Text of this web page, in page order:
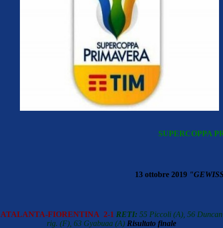
SUPERCOPPA
13 ottobre 2019
ATALANTA-FIORENTINA 2-1 RETI: 55 Piccoli (A), 56 Duncan
rig. (F), 63 Gyabuaa (A) Risultato finale